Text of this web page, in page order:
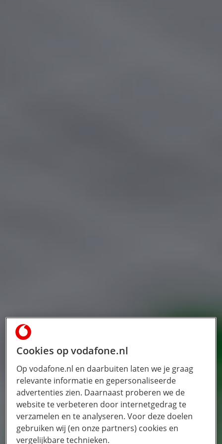
Cookies op vodafone.nl
Op vodafone.nl en daarbuiten laten we je graag
relevante informatie en gepersonaliseerde
advertenties zien. Daarnaast proberen we de
website te verbeteren door internetgedrag te
verzamelen en te analyseren. Voor deze doelen
gebruiken wij (en onze partners) cookies en
vergelijkbare technieken.